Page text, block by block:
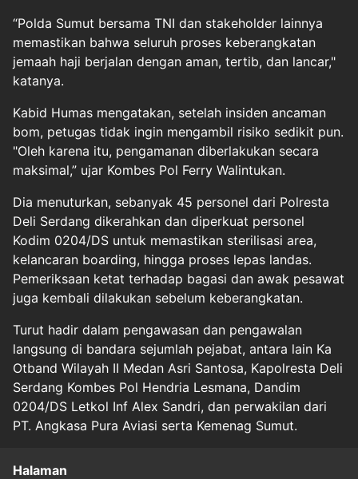
“Polda Sumut bersama TNI dan stakeholder lainnya
memastikan bahwa seluruh proses keberangkatan
jemaah haji berjalan dengan aman, tertib, dan lancar,"
katanya.
Kabid Humas mengatakan, setelah insiden ancaman
bom, petugas tidak ingin mengambil risiko sedikit pun.
"Oleh karena itu, pengamanan diberlakukan secara
maksimal,” ujar Kombes Pol Ferry Walintukan.
Dia menuturkan, sebanyak 45 personel dari Polresta
Deli Serdang dikerahkan dan diperkuat personel
Kodim 0204/DS untuk memastikan sterilisasi area,
kelancaran boarding, hingga proses lepas landas.
Pemeriksaan ketat terhadap bagasi dan awak pesawat
juga kembali dilakukan sebelum keberangkatan.
Turut hadir dalam pengawasan dan pengawalan
langsung di bandara sejumlah pejabat, antara lain Ka
Otband Wilayah II Medan Asri Santosa, Kapolresta Deli
Serdang Kombes Pol Hendria Lesmana, Dandim
0204/DS Letkol Inf Alex Sandri, dan perwakilan dari
PT. Angkasa Pura Aviasi serta Kemenag Sumut.
Halaman